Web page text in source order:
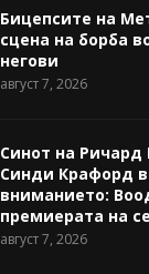
Бицепсите на
сцена на борба
негови
август 7, 2026
Синот на Ричард
Синди Крафорд
вниманието:
премиерата на
август 7, 2026